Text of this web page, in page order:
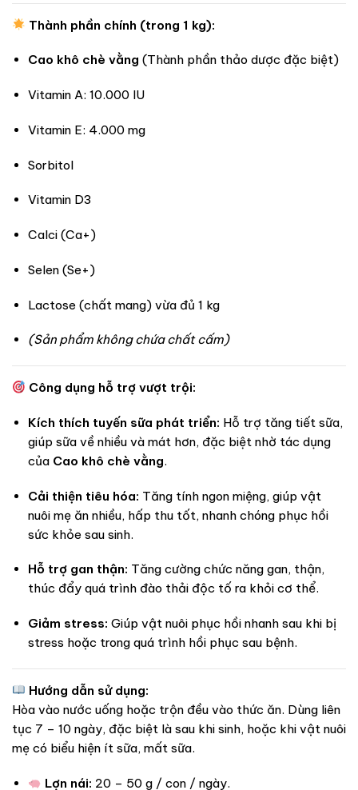
Thành phần chính (trong 1 kg):
Cao khô chè vằng (Thành phần thảo dược đặc biệt)
Vitamin A: 10.000 IU
Vitamin E: 4.000 mg
Sorbitol
Vitamin D3
Calci (Ca+)
Selen (Se+)
Lactose (chất mang) vừa đủ 1 kg
(Sản phẩm không chứa chất cấm)
Công dụng hỗ trợ vượt trội:
Kích thích tuyến sữa phát triển: Hỗ trợ tăng tiết sữa,
giúp sữa về nhiều và mát hơn, đặc biệt nhờ tác dụng
của Cao khô chè vằng.
Cải thiện tiêu hóa: Tăng tính ngon miệng, giúp vật
nuôi mẹ ăn nhiều, hấp thu tốt, nhanh chóng phục hồi
sức khỏe sau sinh.
Hỗ trợ gan thận: Tăng cường chức năng gan, thận,
thúc đẩy quá trình đào thải độc tố ra khỏi cơ thể.
Giảm stress: Giúp vật nuôi phục hồi nhanh sau khi bị
stress hoặc trong quá trình hồi phục sau bệnh.
Hướng dẫn sử dụng:
Hòa vào nước uống hoặc trộn đều vào thức ăn. Dùng liên
tục 7 – 10 ngày, đặc biệt là sau khi sinh, hoặc khi vật nuôi
mẹ có biểu hiện ít sữa, mất sữa.
Lợn nái: 20 – 50 g / con / ngày.